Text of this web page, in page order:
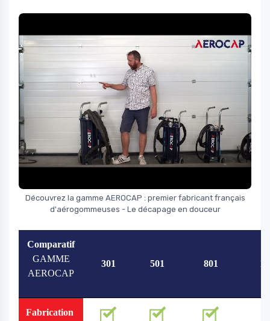
Découvrez la gamme AEROCAP : premier fabricant français
d'aérogommeuses - Le décapage en douceur
Comparatif
GAMME
AEROCAP
301 501 801
Fabrication